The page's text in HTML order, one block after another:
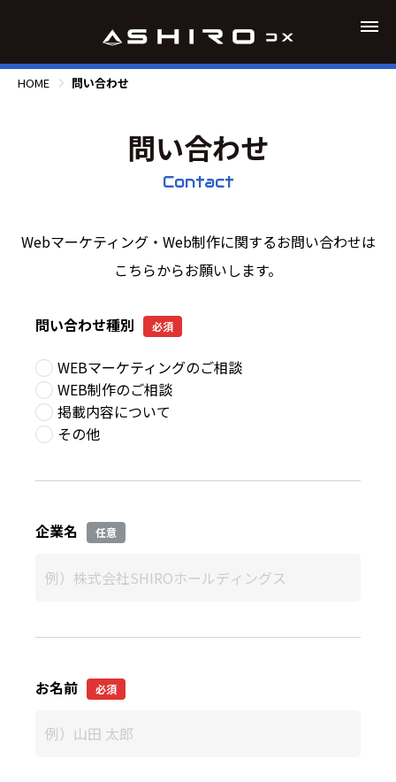
HOME 問い合わせ
問い合わせ
Contact
Webマーケティング・Web制作に関するお問い合わせは
こちらからお願いします。
問い合わせ種別 必須
WEBマーケティングのご相談
WEB制作のご相談
掲載内容について
その他
企業名 任意
お名前 必須